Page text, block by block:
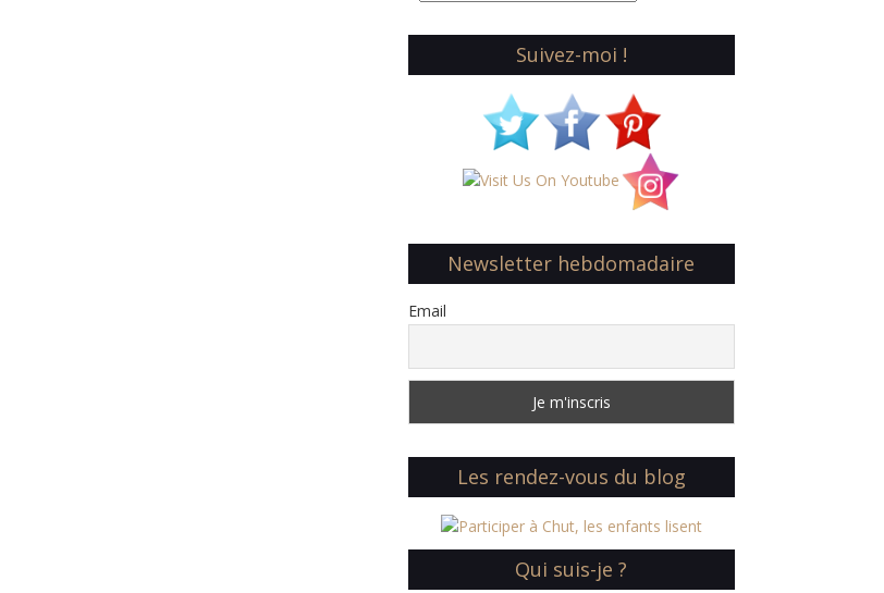
Suivez-moi !
Newsletter hebdomadaire
Email
Les rendez-vous du blog
Qui suis-je ?